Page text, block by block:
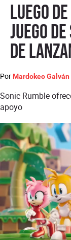
Luego
juego
de
Por Mardokeo Galván
Sonic Rumble
apoyo